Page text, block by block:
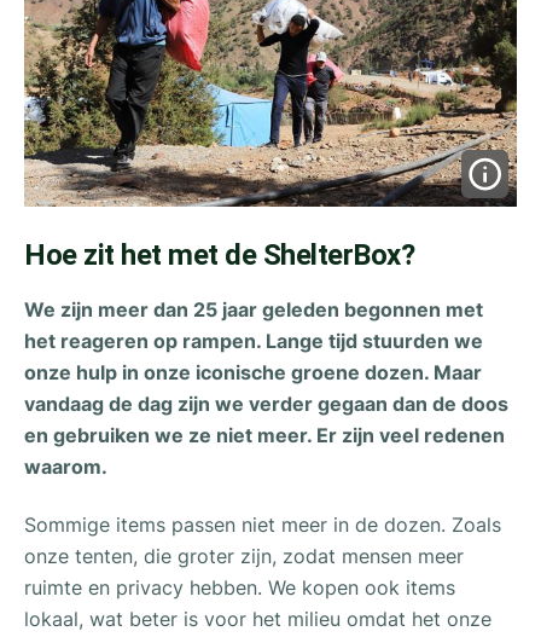
Hoe zit het met de ShelterBox?
We zijn meer dan 25 jaar geleden begonnen met
het reageren op rampen. Lange tijd stuurden we
onze hulp in onze iconische groene dozen. Maar
vandaag de dag zijn we verder gegaan dan de doos
en gebruiken we ze niet meer. Er zijn veel redenen
waarom.
Sommige items passen niet meer in de dozen. Zoals
onze tenten, die groter zijn, zodat mensen meer
ruimte en privacy hebben. We kopen ook items
lokaal, wat beter is voor het milieu omdat het onze